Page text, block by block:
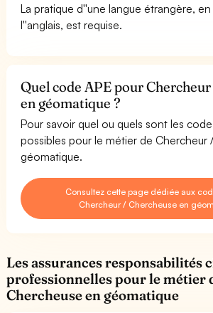
La pratique d''une langue étrangère,
l''anglais, est requise.
Quel code APE pour
en géomatique ?
Pour savoir quel ou quels sont les
possibles pour le métier de Chercheur
géomatique.
Consultez cette page dédiée aux
Chercheur / Chercheuse en
Les assurances responsabilités
professionnelles pour le métier
Chercheuse en géomatique